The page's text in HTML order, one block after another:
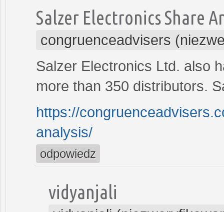
Salzer Electronics Share
congruenceadvisers
Salzer Electronics Ltd. also
more than 350 distributors.
https://
analysis/
odpowiedz
vidyanjali